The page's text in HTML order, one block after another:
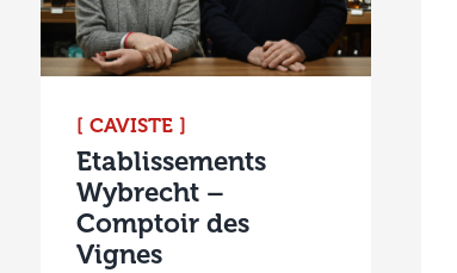
[ CAVISTE ]
Etablissements
Wybrecht –
Comptoir des
Vignes